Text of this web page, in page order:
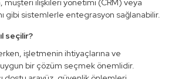
müşteri ilişkileri yönetimi (CRM) veya
gibi sistemlerle entegrasyon sağlanabilir.
seçilir?
işletmenin ihtiyaçlarına ve
bir çözüm seçmek önemlidir.